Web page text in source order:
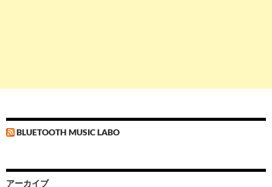
BLUETOOTH MUSIC LABO
アーカイブ